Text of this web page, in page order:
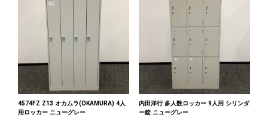
4574FZ Z13 オカムラ(OKAMURA) 4人
用ロッカー ニューグレー
内田洋行 多人数ロッカー 9人用 シリンダ
ー錠 ニューグレー